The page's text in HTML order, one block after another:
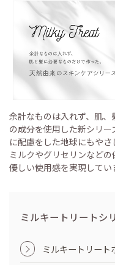
余計なものは入れず、肌
の成分を使用した新シリー
に配慮をした地球にもや
ミルクやグリセリンなど
優しい使用感を実現してい
ミルキートリートシ
ミルキートリー